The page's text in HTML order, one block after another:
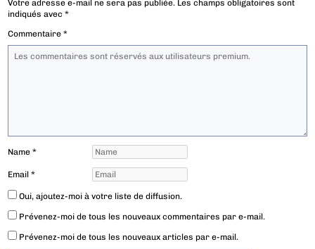
Votre adresse e-mail ne sera pas publiée. Les champs obligatoires sont
indiqués avec*
Commentaire*
Name*
Email*
Oui, ajoutez-moi à votre liste de diffusion.
Prévenez-moi de tous les nouveaux commentaires par e-mail.
Prévenez-moi de tous les nouveaux articles par e-mail.